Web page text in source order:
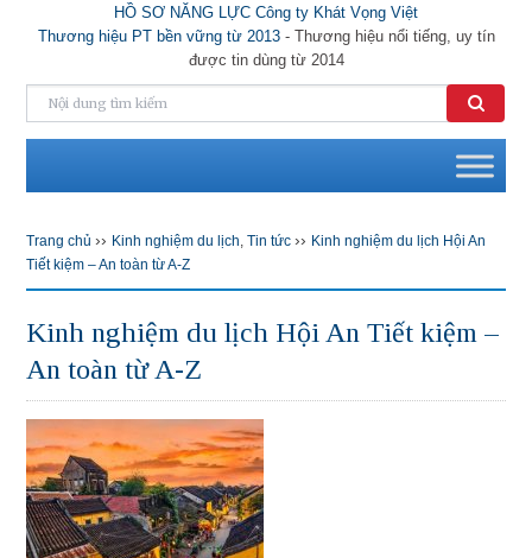
HỒ SƠ NĂNG LỰC Công ty Khát Vọng Việt
Thương hiệu PT bền vững từ 2013- Thương hiệu nổi tiếng, uy tín
được tin dùng từ 2014
Trang chủ ›› Kinh nghiệm du lịch,Tin tức ›› Kinh nghiệm du lịch Hội An
Tiết kiệm – An toàn từ A-Z
Kinh nghiệm du lịch Hội An Tiết kiệm –
An toàn từ A-Z